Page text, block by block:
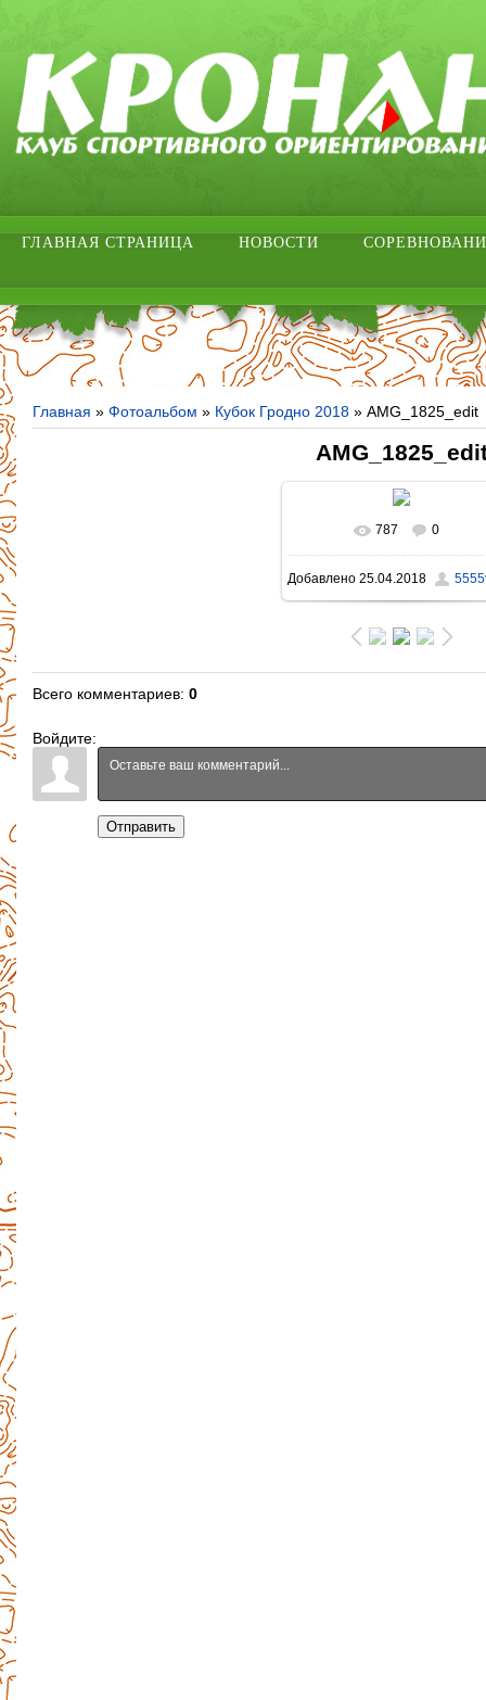
ГЛАВНАЯ СТРАНИЦА НОВОСТИ
Главная » Фотоальбом » Кубок Гродно 2018 » AMG_1825_edit
В реальном размере
1396x931/ 1253.1Kb
787 0
Добавлено25.04.2018
Всего комментариев: 0
Войдите:
Отправить